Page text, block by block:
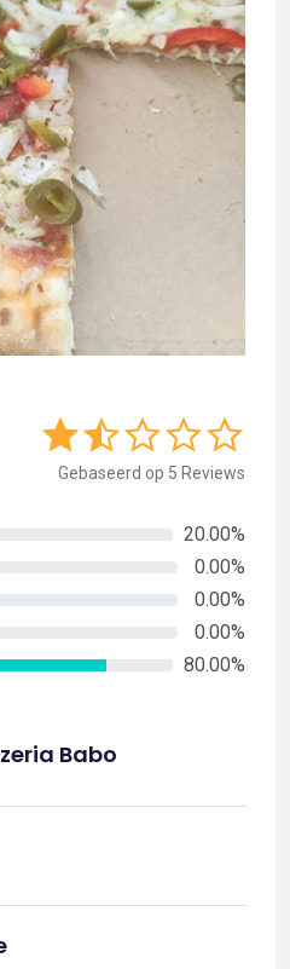
Gebaseerd op 5 Reviews
20.00%
0.00%
0.00%
0.00%
80.00%
Babo